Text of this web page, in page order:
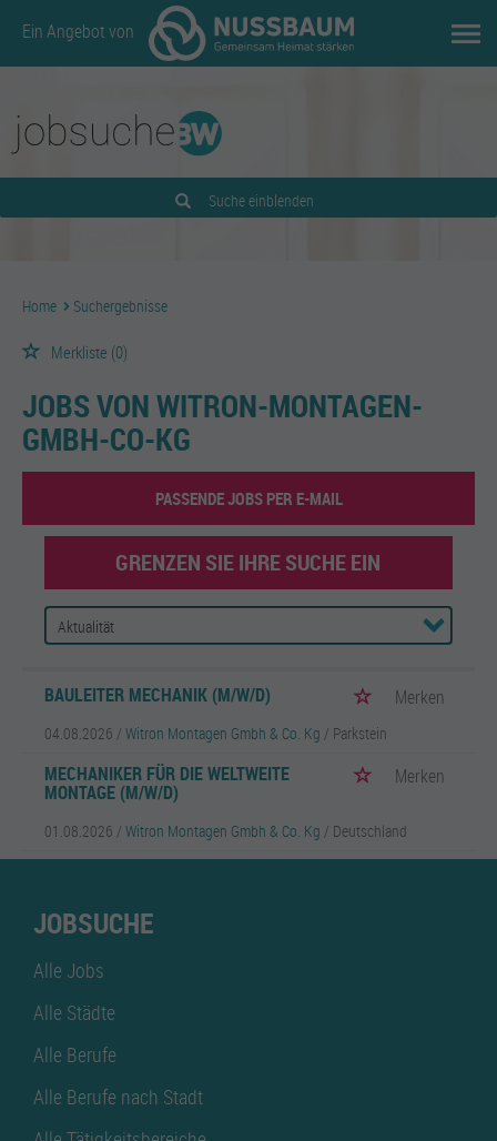
Ein Angebot von
Suche einblenden
Home Suchergebnisse
Merkliste (0)
JOBS VON WITRON-MONTAGEN-
GMBH-CO-KG
PASSENDE JOBS PER E-MAIL
GRENZEN SIE IHRE SUCHE EIN
BAULEITER MECHANIK (M/W/D) Merken
04.08.2026 / Witron Montagen Gmbh & Co. Kg / Parkstein
MECHANIKER FÜR DIE WELTWEITE
MONTAGE (M/W/D)
Merken
01.08.2026 / Witron Montagen Gmbh & Co. Kg / Deutschland
JOBSUCHE
Alle Jobs
Alle Städte
Alle Berufe
Alle Berufe nach Stadt